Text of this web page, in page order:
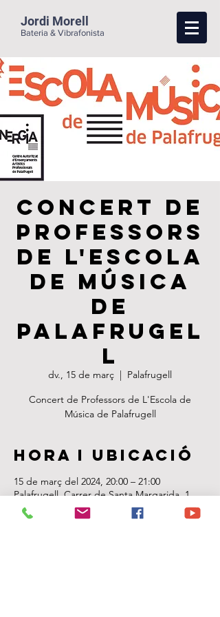
Jordi Morell
Bateria & Vibrafonista
Concert de
Professors
de L'Escola
de Música
de
Palafrugel
l
dv., 15 de març
  |
Palafrugell
Concert de Professors de L'Escola de
Música de Palafrugell
Hora i ubicació
15 de març del 2024, 20:00 – 21:00
Palafrugell, Carrer de Santa Margarida, 1,
17200 Palafrugell, Girona, Espanya